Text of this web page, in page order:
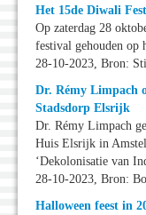
Het 15de Diwali
Op zaterdag 28
festival gehouden op
28-10-2023, Bron:
Dr. Rémy Limpach
Stadsdorp Elsrijk
Dr. Rémy Limpach
Huis Elsrijk in
‘Dekolonisatie van
28-10-2023, Bron:
Halloween feest in